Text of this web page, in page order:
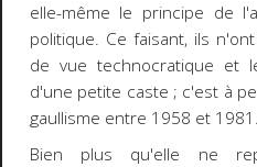
elle-même le principe de
politique. Ce faisant, ils
de vue technocratique et
d'une petite caste ; c'est à
gaullisme entre 1958 et 1981.
Bien plus qu'elle ne